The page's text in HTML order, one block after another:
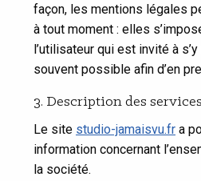
façon, les mentions légales
à tout moment : elles
l’utilisateur qui est invité à
souvent possible afin d’en
3. Description des
Le site studio-jamaisvu.fr a
information concernant
la société.